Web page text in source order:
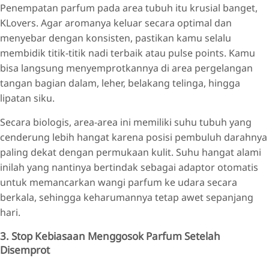
Penempatan parfum pada area tubuh itu krusial banget,
KLovers. Agar aromanya keluar secara optimal dan
menyebar dengan konsisten, pastikan kamu selalu
membidik titik-titik nadi terbaik atau pulse points. Kamu
bisa langsung menyemprotkannya di area pergelangan
tangan bagian dalam, leher, belakang telinga, hingga
lipatan siku.
Secara biologis, area-area ini memiliki suhu tubuh yang
cenderung lebih hangat karena posisi pembuluh darahnya
paling dekat dengan permukaan kulit. Suhu hangat alami
inilah yang nantinya bertindak sebagai adaptor otomatis
untuk memancarkan wangi parfum ke udara secara
berkala, sehingga keharumannya tetap awet sepanjang
hari.
3. Stop Kebiasaan Menggosok Parfum Setelah
Disemprot